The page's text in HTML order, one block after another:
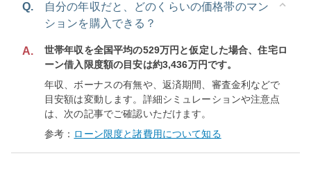
Q.
自分の年収だと、どのくらいの価格帯のマン
ションを購入できる？
A.
世帯年収を全国平均の529万円と仮定した場合、住宅ロ
ーン借入限度額の目安は約3,436万円です。
年収、ボーナスの有無や、返済期間、審査金利などで
目安額は変動します。詳細シミュレーションや注意点
は、次の記事でご確認いただけます。
参考： ローン限度と諸費用について知る